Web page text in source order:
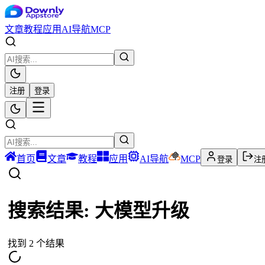
文章教程应用 AI导航MCP
注册 登录
首页 文章 教程 应用 AI导航 MCP 登录 注
搜索结果: 大模型升级
找到 2 个结果